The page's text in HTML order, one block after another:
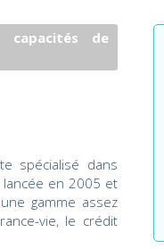
de
spécialisé dans
en 2005 et
gamme assez
vie, le crédit